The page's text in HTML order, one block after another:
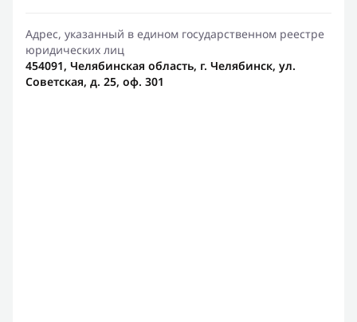
Адрес, указанный в едином государственном реестре
юридических лиц
454091, Челябинская область, г. Челябинск, ул.
Советская, д. 25, оф. 301